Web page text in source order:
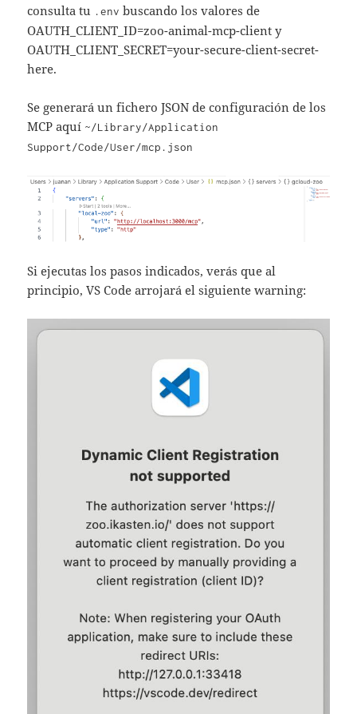
consulta tu .env buscando los valores de
OAUTH_CLIENT_ID=zoo-animal-mcp-client y
OAUTH_CLIENT_SECRET=your-secure-client-secret-
here.
Se generará un fichero JSON de configuración de los
MCP aquí ~/Library/Application
Support/Code/User/mcp.json
Si ejecutas los pasos indicados, verás que al
principio, VS Code arrojará el siguiente warning: